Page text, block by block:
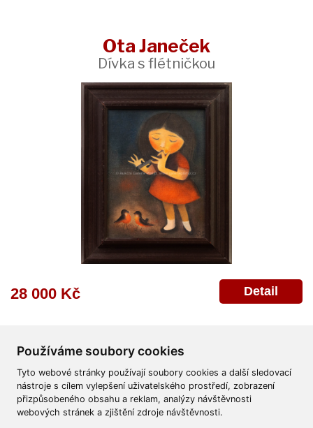
Používáme soubory cookies
Tyto webové stránky používají soubory cookies a další sledovací
nástroje s cílem vylepšení uživatelského prostředí, zobrazení
přizpůsobeného obsahu a reklam, analýzy návštěvnosti
webových stránek a zjištění zdroje návštěvnosti.
Ota Janeček
Dívka s flétničkou
28 000 Kč Detail
Všeobecné obchodní podmínky Reklamační řád
Ochrana osobních údajů